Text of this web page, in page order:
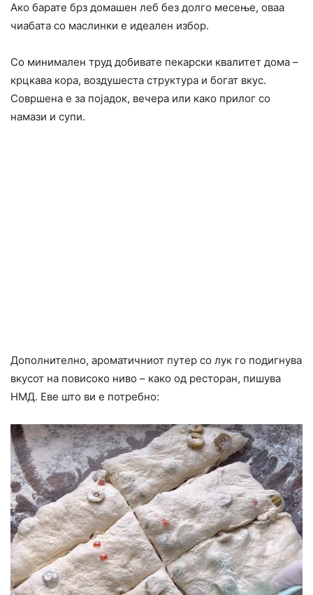
Ако барате брз домашен леб без долго месење, оваа
чиабата со маслинки е идеален избор.
Со минимален труд добивате пекарски квалитет дома –
крцкава кора, воздушеста структура и богат вкус.
Совршена е за појадок, вечера или како прилог со
намази и супи.
Дополнително, ароматичниот путер со лук го подигнува
вкусот на повисоко ниво – како од ресторан, пишува
НМД. Еве што ви е потребно: